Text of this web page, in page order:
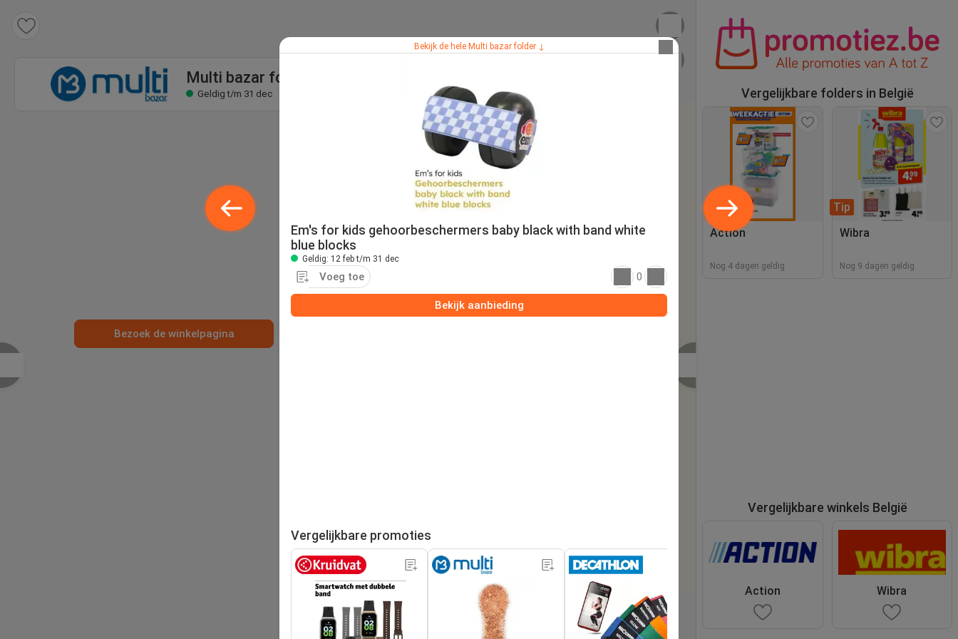
Multi bazar folder
Geldig t/m 31 dec
Bezoek de winkelpagina
Vergelijkbare folders in België
Action
Nog 4 dagen geldig
Tip
Wibra
Nog 9 dagen geldig
Vergelijkbare winkels België
Action Wibra
Bekijk de hele Multi bazar folder ↓
Em's for kids gehoorbeschermers baby black with band white
blue blocks
Geldig: 12 feb t/m 31 dec
Voeg toe 0
Bekijk aanbieding
Vergelijkbare promoties